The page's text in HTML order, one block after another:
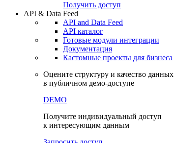
Получить доступ
API & Data Feed
API and Data Feed
API каталог
Готовые модули интеграции
Документация
Кастомные проекты для бизнеса
Оцените структуру и качество данных
в публичном демо-доступе
DEMO
Получите индивидуальный доступ
к интересующим данным